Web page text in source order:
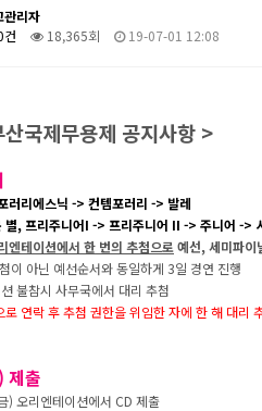
관리자
건
18,365회 19-07-01 12:08
국제무용제 공지사항 >
러리에스닉 -> 컨템포러리 -> 발레
별, 프리주니어I -> 프리주니어 II -> 주니어 ->
엔테이션에서 한 번의 추첨으로예선, 세미파이
이 아닌 예선순서와 동일하게 3일 경연 진행
불참시 사무국에서 대리 추첨
연락 후 추첨 권한을 위임한 자에 한 해 대리
제출
) 오리엔테이션에서 CD 제출